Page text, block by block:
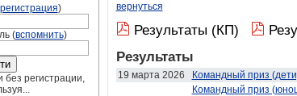
регистрация)
(вспомнить)
без регистрации,
вернуться
Результаты (КП)
Результаты
19 марта 2026
Командный приз
Командный приз